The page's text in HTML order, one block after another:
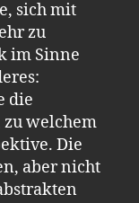
sich mit
zu
im Sinne
die
welchem
Die
aber nicht